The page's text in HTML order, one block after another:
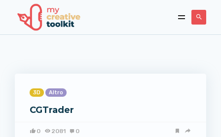
3D Altro
CGTrader
0 2081 0